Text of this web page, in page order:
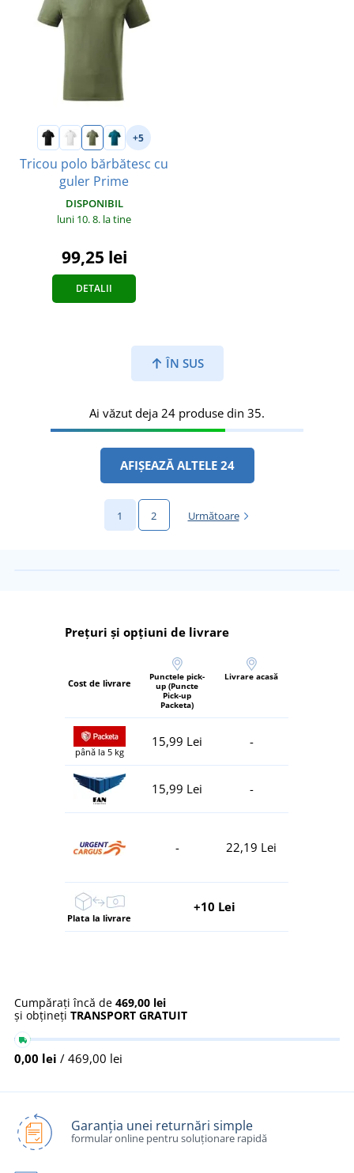
+5
Tricou polo bărbătesc cu
guler Prime
DISPONIBIL
luni 10. 8. la tine
99,25 lei
DETALII
ÎN SUS
Ai văzut deja 24 produse din 35.
AFIȘEAZĂ ALTELE 24
1 2 Următoare
Prețuri și opțiuni de livrare
Cost de livrare
Punctele pick-
up (Puncte
Pick-up
Packeta)
Livrare acasă
până la 5 kg
15,99 Lei -
15,99 Lei -
- 22,19 Lei
Plata la livrare
+10 Lei
Cumpărați încă de 469,00 lei
și obțineți TRANSPORT GRATUIT
0,00 lei / 469,00 lei
Garanția unei returnări simple
formular online pentru soluționare rapidă